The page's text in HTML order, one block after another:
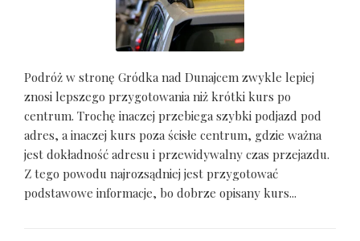
Podróż w stronę Gródka nad Dunajcem zwykle lepiej
znosi lepszego przygotowania niż krótki kurs po
centrum. Trochę inaczej przebiega szybki podjazd pod
adres, a inaczej kurs poza ścisłe centrum, gdzie ważna
jest dokładność adresu i przewidywalny czas przejazdu.
Z tego powodu najrozsądniej jest przygotować
podstawowe informacje, bo dobrze opisany kurs...